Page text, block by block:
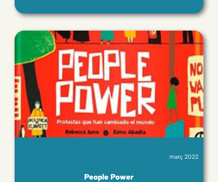
març 2022
People Power